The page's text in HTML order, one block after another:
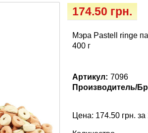
174.50 грн.
Мэра Pastell ringe
400 г
Артикул: 7096
Производитель/
Цена: 174.50 грн.